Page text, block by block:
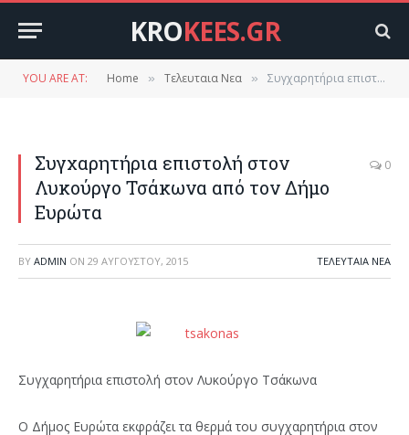
KROKEES.GR
YOU ARE AT: Home » Τελευταια Νεα » Συγχαρητήρια επιστολή στον Λυκούργο Τσάκωνα από τον Δήμο Ευρώτα
Συγχαρητήρια επιστολή στον
Λυκούργο Τσάκωνα από τον Δήμο
Ευρώτα
0
BY ADMIN ON 29 ΑΥΓΟΎΣΤΟΥ, 2015 ΤΕΛΕΥΤΑΙΑ ΝΕΑ
Συγχαρητήρια επιστολή στον Λυκούργο Τσάκωνα
Ο Δήμος Ευρώτα εκφράζει τα θερμά του συγχαρητήρια στον